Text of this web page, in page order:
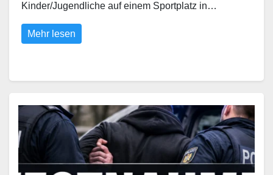
Kinder/Jugendliche auf einem Sportplatz in…
Mehr lesen